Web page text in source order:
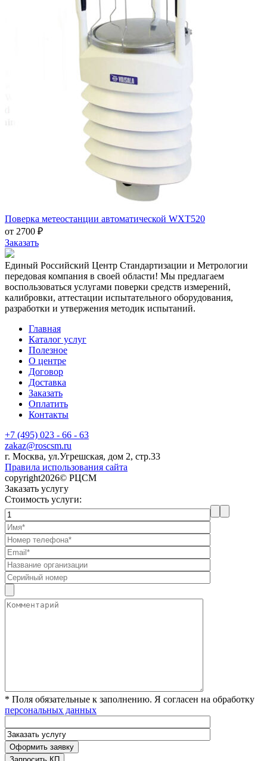
Поверка метеостанции автоматической WXT520
от 2700 ₽
Заказать
Единый Российский Центр Стандартизации и Метрологии
передовая компания в своей области! Мы предлагаем
воспользоваться услугами поверки средств измерений,
калибровки, аттестации испытательного оборудования,
разработки и утвержения методик испытаний.
Главная
Каталог услуг
Полезное
О центре
Договор
Доставка
Заказать
Оплатить
Контакты
+7 (495) 023 - 66 - 63
zakaz@roscsm.ru
г. Москва, ул.Угрешская, дом 2, стр.33
Правила использования сайта
copyright2026© РЦСМ
Заказать услугу
Стоимость услуги:
* Поля обязательные к заполнению. Я согласен на обработку
персональных данных